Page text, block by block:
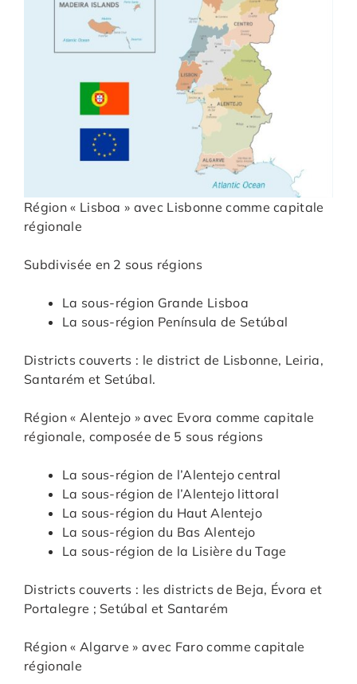
Région « Lisboa » avec Lisbonne comme capitale
régionale
Subdivisée en 2 sous régions
La sous-région Grande Lisboa
La sous-région Península de Setúbal
Districts couverts : le district de Lisbonne, Leiria,
Santarém et Setúbal.
Région « Alentejo » avec Evora comme capitale
régionale, composée de 5 sous régions
La sous-région de l’Alentejo central
La sous-région de l’Alentejo littoral
La sous-région du Haut Alentejo
La sous-région du Bas Alentejo
La sous-région de la Lisière du Tage
Districts couverts : les districts de Beja, Évora et
Portalegre ; Setúbal et Santarém
Région « Algarve » avec Faro comme capitale
régionale